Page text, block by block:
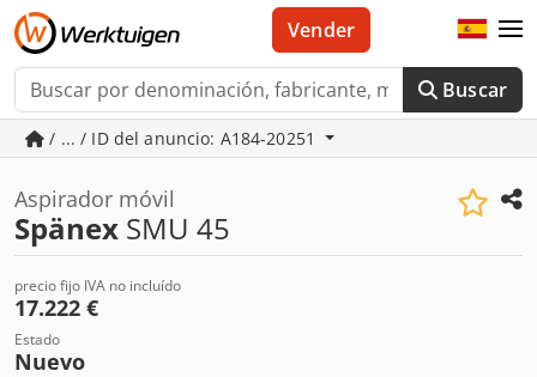
Buscar
Vender
/ ... / ID del anuncio: A184-20251
Aspirador móvil
Spänex SMU 45
precio fijo IVA no incluído
17.222 €
Estado
Nuevo